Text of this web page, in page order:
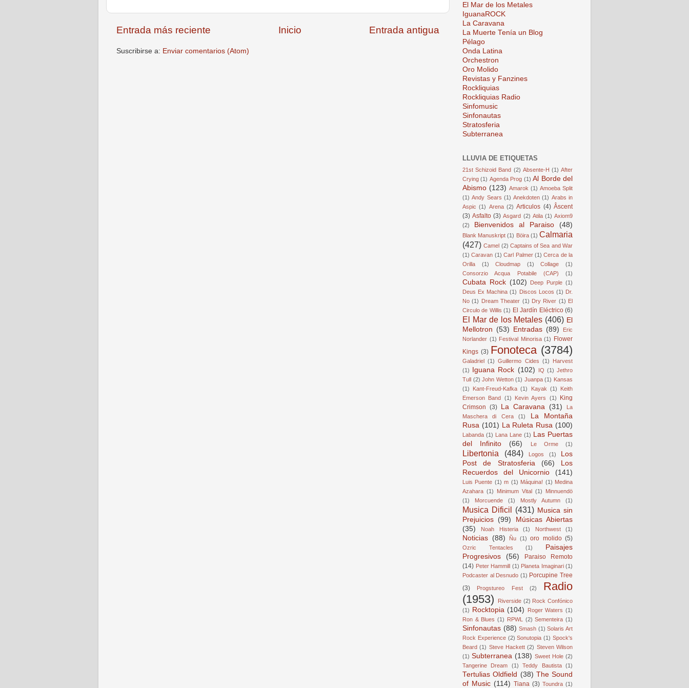
Entrada más reciente Entrada antigua
Inicio
Suscribirse a: Enviar comentarios (Atom)
El Mar de los Metales
IguanaROCK
La Caravana
La Muerte Tenía un Blog
Pélago
Onda Latina
Orchestron
Oro Molido
Revistas y Fanzines
Rockliquias
Rockliquias Radio
Sinfomusic
Sinfonautas
Stratosferia
Subterranea
LLUVIA DE ETIQUETAS
21st Schizoid Band (2) Absente-H (1) After
Crying (1) Agenda Prog (1) Al Borde del
Abismo (123) Amarok (1) Amoeba Split
(1) Andy Sears (1) Anekdoten (1) Arabs in
Aspic (1) Arena (2) Articulos (4) Âscent
(3) Asfalto (3) Asgard (2) Atila (1) Axiom9
(2)
Bienvenidos al Paraiso (48)
Blank Manuskript (1) Böira (1) Calmaria
(427) Camel (2) Captains of Sea and War
(1) Caravan (1) Carl Palmer (1) Cerca de la
Orilla
(1) Cloudmap (1) Collage
(1)
Consorzio Acqua Potabile (CAP)
(1)
Cubata Rock (102) Deep Purple (1)
Deus Ex Machina (1) Discos Locos (1) Dr.
No (1) Dream Theater (1) Dry River (1) El
Circulo de Willis (1) El Jardín Eléctrico (6)
El Mar de los Metales (406) El
Mellotron (53) Entradas (89)
Eric
Norlander (1) Festival Minorisa (1)
Flower
Kings (3) Fonoteca (3784)
Galadriel (1) Guillermo Cides (1)
Harvest
(1)
Iguana Rock (102) IQ (1) Jethro
Tull (2) John Wetton (1) Juanpa (1) Kansas
(1)
Kant-Freud-Kafka (1) Kayak (1)
Keith
Emerson Band (1) Kevin Ayers (1)
King
Crimson (3) La Caravana (31)
La
Maschera di Cera
(1)
La Montaña
Rusa (101) La Ruleta Rusa (100)
Labanda (1) Lana Lane (1) Las Puertas
del Infinito
(66) Le Orme (1)
Libertonia (484) Logos (1)
Los
Post de Stratosferia
(66)
Los
Recuerdos del Unicornio
(141)
Luis Puente (1) m (1) Máquina! (1) Medina
Azahara (1) Minimum Vital (1)
Minnuendö
(1)
Morcuende (1) Mostly Autumn (1)
Musica Dificil (431) Musica sin
Prejuicios (99)
Músicas Abiertas
(35)
Noah Histeria (1) Northwest (1)
Noticias (88) Ñu (1) oro molido (5)
Ozric Tentacles (1)
Paisajes
Progresivos
(56)
Paraiso Remoto
(14) Peter Hammill (1) Planeta Imaginari (1)
Podcaster al Desnudo (1) Porcupine Tree
(3)
Progstureo Fest (2)
Radio
(1953)
Riverside (2) Rock Confónico
(1)
Rocktopia (104) Roger Waters (1)
Ron & Blues (1) RPWL (2) Sementeira (1)
Sinfonautas (88) Smash (1) Solaris Art
Rock Experience (2) Sonutopia (1) Spock's
Beard (1) Steve Hackett (2) Steven Wilson
(1) Subterranea (138) Sweet Hole (2)
Tangerine Dream
(1) Teddy Bautista (1)
Tertulias Oldfield (38) The Sound
of Music (114) Tiana (3) Toundra (1)